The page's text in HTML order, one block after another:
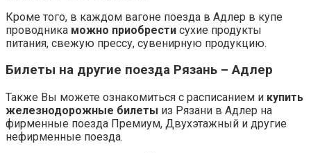
Кроме того, в каждом вагоне поезда в Адлер в купе
проводника можно приобрести сухие продукты
питания, свежую прессу, сувенирную продукцию.
Билеты на другие поезда Рязань – Адлер
Также Вы можете ознакомиться с расписанием и купить
железнодорожные билеты из Рязани в Адлер на
фирменные поезда Премиум, Двухэтажный и другие
нефирменные поезда.